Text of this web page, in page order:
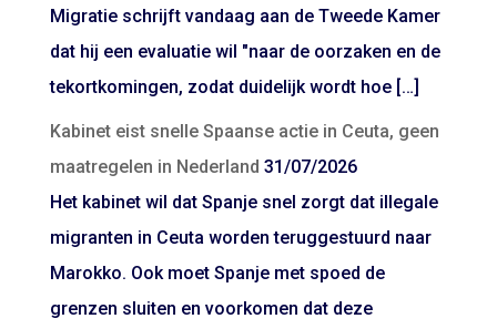
Migratie schrijft vandaag aan de Tweede Kamer
dat hij een evaluatie wil "naar de oorzaken en de
tekortkomingen, zodat duidelijk wordt hoe […]
Kabinet eist snelle Spaanse actie in Ceuta, geen
maatregelen in Nederland 31/07/2026
Het kabinet wil dat Spanje snel zorgt dat illegale
migranten in Ceuta worden teruggestuurd naar
Marokko. Ook moet Spanje met spoed de
grenzen sluiten en voorkomen dat deze